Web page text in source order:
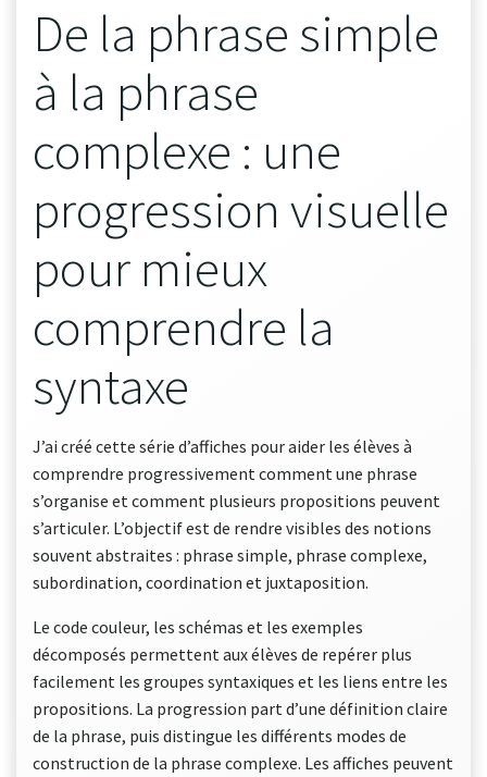
De la phrase simple
à la phrase
complexe : une
progression visuelle
pour mieux
comprendre la
syntaxe
J’ai créé cette série d’affiches pour aider les élèves à
comprendre progressivement comment une phrase
s’organise et comment plusieurs propositions peuvent
s’articuler. L’objectif est de rendre visibles des notions
souvent abstraites : phrase simple, phrase complexe,
subordination, coordination et juxtaposition.
Le code couleur, les schémas et les exemples
décomposés permettent aux élèves de repérer plus
facilement les groupes syntaxiques et les liens entre les
propositions. La progression part d’une définition claire
de la phrase, puis distingue les différents modes de
construction de la phrase complexe. Les affiches peuvent